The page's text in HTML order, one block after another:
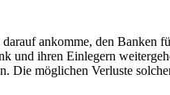
ankomme, den Banken
und ihren Einlegern
Die möglichen Verluste